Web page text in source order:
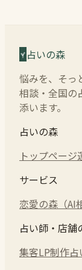
占いの森
悩みを、そっ
相談・全国の
添います。
占いの森
トップページ
サービス
恋愛の森（AI
占い師・店舗
集客LP制作